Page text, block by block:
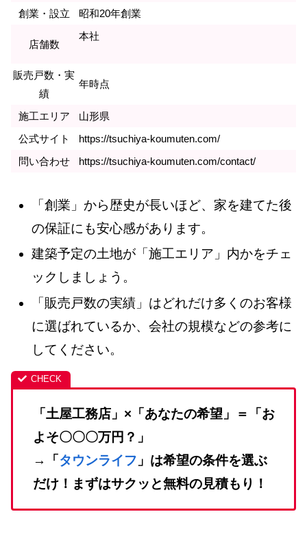
創業・設立 昭和20年創業
店舗数
本社
販売戸数・実
績
年時点
施工エリア
山形県
公式サイト
https://tsuchiya-koumuten.com/
問い合わせ
https://tsuchiya-koumuten.com/contact/
「創業」から歴史が長いほど、家を建てた後
の保証にも安心感があります。
建築予定の土地が「施工エリア」内かをチェ
ックしましょう。
「販売戸数の実績」はどれだけ多くのお客様
に選ばれているか、会社の規模などの参考に
してください。
「土屋工務店」×「あなたの希望」＝「お
よそ〇〇〇万円？」
→「 タウンライフ 」は希望の条件を選ぶ
だけ！まずはサクッと無料の見積もり！